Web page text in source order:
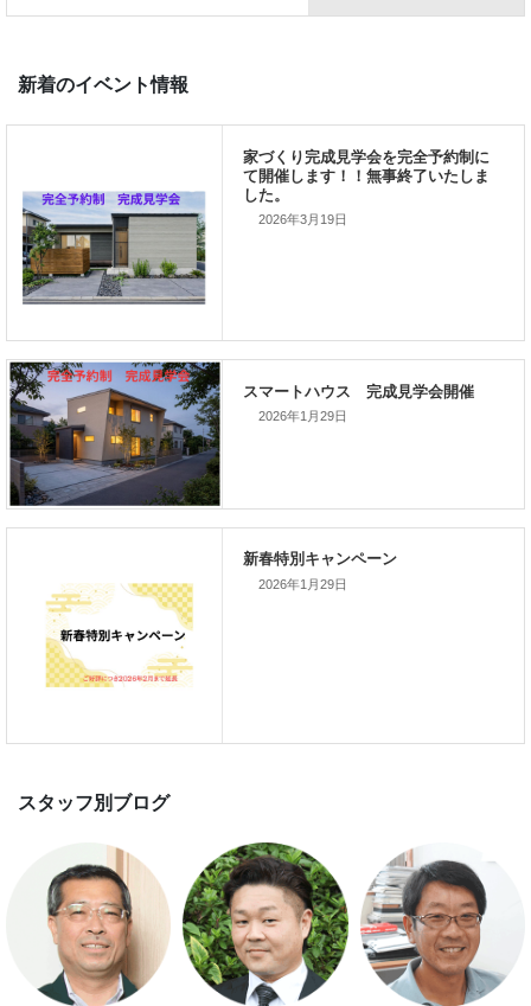
家づくりこぼれ話！
新着のイベント情報
家づくり完成見学会を完全予約制
て開催します！！無事終了いたし
した。
2026年3月19日
2026年1月29日
新春特別キャンペーン
2026年1月29日